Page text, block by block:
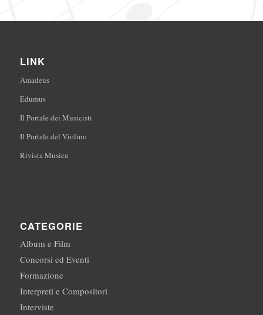
LINK
Amadeus
Edumus
Il Portale dei Musicisti
Il Portale del Violino
Rivista Musica
CATEGORIE
Album e Film
Concorsi ed Eventi
Formazione
Interpreti e Compositori
Interviste